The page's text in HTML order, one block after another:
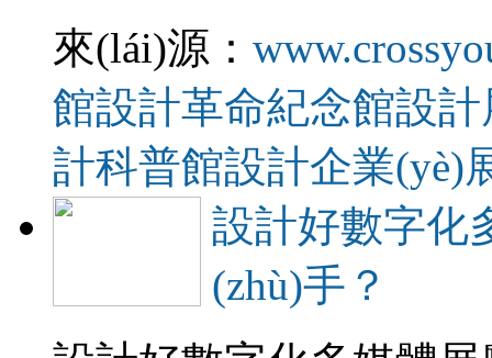
來(lái)源：
館設計革命紀念館設計
計科普館設計企業(yè)
設計好數字化
(zhù)手？